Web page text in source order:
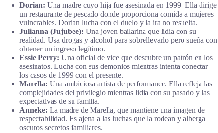
Dorian: Una madre cuyo hija fue asesinada en 1999. Ella dirige
un restaurante de pescado donde proporciona comida a mujeres
vulnerables. Dorian lucha con el duelo y la ira no resuelta.
Julianna (Jujubee): Una joven bailarina que lidia con su
realidad. Usa drogas y alcohol para sobrellevarlo pero sueña con
obtener un ingreso legítimo.
Essie Perry: Una oficial de vice que descubre un patrón en los
asesinatos. Lucha con sus demonios mientras intenta conectar
los casos de 1999 con el presente.
Marella: Una ambiciosa artista de performance. Ella refleja las
complejidades del privilegio mientras lidia con su pasado y las
expectativas de su familia.
Anneke: La madre de Marella, que mantiene una imagen de
respectabilidad. Es ajena a las luchas que la rodean y alberga
oscuros secretos familiares.